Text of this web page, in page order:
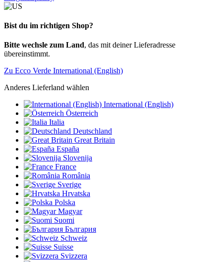
Bist du im richtigen Shop?
Bitte wechsle zum Land, das mit deiner Lieferadresse
übereinstimmt.
Zu Ecco Verde International (English)
Anderes Lieferland wählen
International (English)
Österreich
Italia
Deutschland
Great Britain
España
Slovenija
France
România
Sverige
Hrvatska
Polska
Magyar
Suomi
България
Schweiz
Suisse
Svizzera